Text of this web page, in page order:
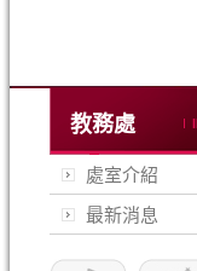
教務處
處室介紹
最新消息